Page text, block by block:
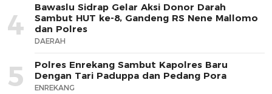
4
Bawaslu Sidrap Gelar Aksi Donor Darah
Sambut HUT ke-8, Gandeng RS Nene Mallomo
dan Polres
DAERAH
5
Polres Enrekang Sambut Kapolres Baru
Dengan Tari Paduppa dan Pedang Pora
ENREKANG